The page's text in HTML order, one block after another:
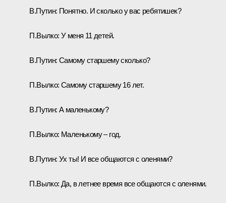
В.Путин: Понятно. И сколько у вас ребятишек?
П.Вылко: У меня 11 детей.
В.Путин: Самому старшему сколько?
П.Вылко: Самому старшему 16 лет.
В.Путин: А маленькому?
П.Вылко: Маленькому – год.
В.Путин: Ух ты! И все общаются с оленями?
П.Вылко: Да, в летнее время все общаются с оленями.